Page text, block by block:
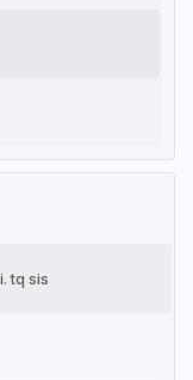
tq sis